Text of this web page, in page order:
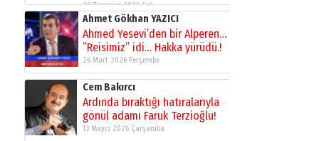
28 Temmuz 2026 Salı
Ahmet Gökhan YAZICI
Ahmed Yesevi’den bir Alperen…
”Reisimiz” idi… Hakka yürüdü.!
26 Mart 2026 Perşembe
Cem Bakırcı
Ardında bıraktığı hatıralarıyla
gönül adamı Faruk Terzioğlu!
13 Mayıs 2026 Çarşamba